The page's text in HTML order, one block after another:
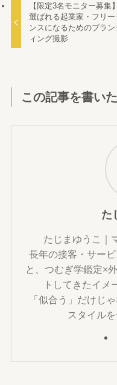
【限定3名モニター募集】
選ばれる起業家・フリー
ンスになるためのブラン
ィング撮影
この記事を書い
た
たじまゆうこ｜
長年の接客・サー
と、つむぎ学鑑定×
トしてきたイメ
「似合う」だけじ
スタイル